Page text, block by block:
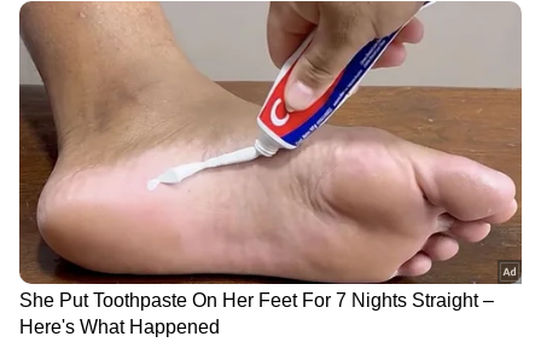
ചൂട് തീരുമാനം എടുക്കൂ,
സർക്കാരിന്‍റെ വൈകലിൽ
പ്രതികരിച്ച് ജിന്‍റോ ജോൺ;
'അജിത് കുമാറിനെതിരെ
ഉടൻ നടപടി വേണം'
ഇടപെടൽ, ഇത്രയും തുക
ഒന്നിച്ച് അനുവദിക്കുന്നത്
ആദ്യമെന്ന് മന്ത്രി;
സപ്ലൈകോയ്ക്ക് സർക്കാർ
വക 200 കോടി,
ഓണവിപണി ഉഷറാകും
പരീക്ഷ ഹാളിൽ ഫോൺ
ഉപയോഗിച്ച് കോപ്പിയടി;
കെഎസ്ഇബി
ചിക്കൻ 65നൊപ്പമുള്ള
നാരങ്ങയിൽ നീര്